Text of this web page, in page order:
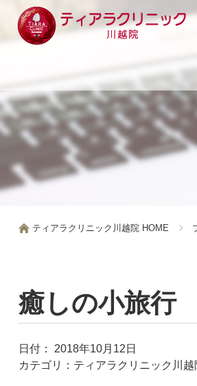
ティアラクリニック川越院 HOME
癒しの小旅行
日付：
2018年10月12日
カテゴリ： ティアラクリニック川